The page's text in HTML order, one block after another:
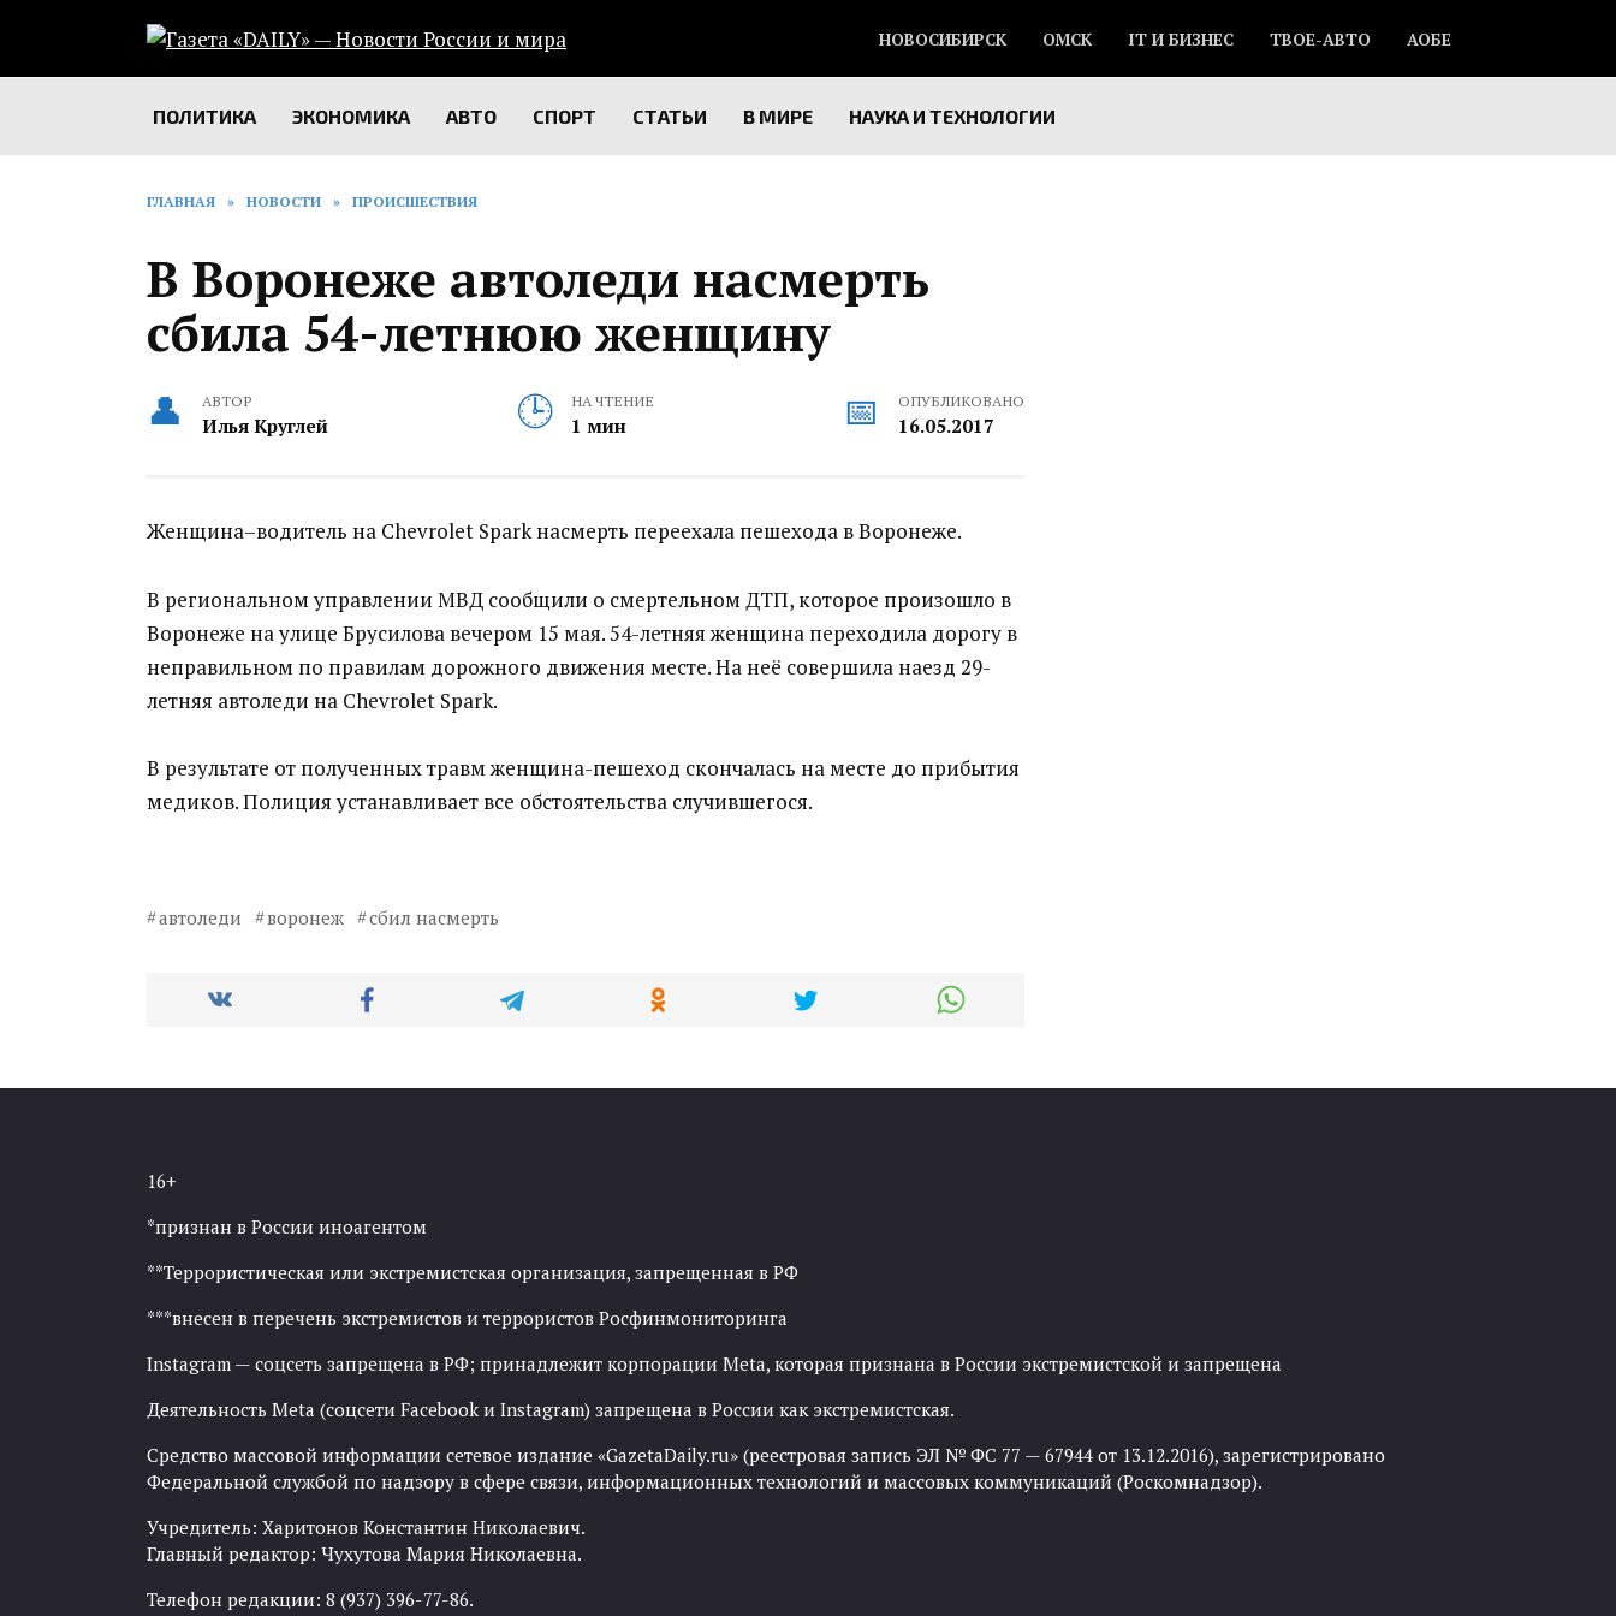
содержанию
НОВОСИБИРСК ОМСК IT И БИЗНЕС ТВОЕ-АВТО АОБЕ
ПОЛИТИКА ЭКОНОМИКА АВТО СПОРТ СТАТЬИ В МИРЕ НАУКА И ТЕХНОЛОГИИ
ГЛАВНАЯ » НОВОСТИ » ПРОИСШЕСТВИЯ
В Воронеже автоледи насмерть
сбила 54-летнюю женщину
АВТОР
Илья Круглей
НА ЧТЕНИЕ
1 мин
ОПУБЛИКОВАНО
16.05.2017
Женщина–водитель на Chevrolet Spark насмерть переехала пешехода в Воронеже.
В региональном управлении МВД сообщили о смертельном ДТП, которое произошло в
Воронеже на улице Брусилова вечером 15 мая. 54-летняя женщина переходила дорогу в
неправильном по правилам дорожного движения месте. На неё совершила наезд 29-
летняя автоледи на Chevrolet Spark.
В результате от полученных травм женщина-пешеход скончалась на месте до прибытия
медиков. Полиция устанавливает все обстоятельства случившегося.
автоледи воронеж сбил насмерть
16+
*признан в России иноагентом
**Террористическая или экстремистская организация, запрещенная в РФ
***внесен в перечень экстремистов и террористов Росфинмониторинга
Instagram — соцсеть запрещена в РФ; принадлежит корпорации Meta, которая признана в России экстремистской и запрещена
Деятельность Meta (соцсети Facebook и Instagram) запрещена в России как экстремистская.
Средство массовой информации сетевое издание «GazetaDaily.ru» (реестровая запись ЭЛ № ФС 77 — 67944 от 13.12.2016), зарегистрировано
Федеральной службой по надзору в сфере связи, информационных технологий и массовых коммуникаций (Роскомнадзор).
Учредитель: Харитонов Константин Николаевич.
Главный редактор: Чухутова Мария Николаевна.
Телефон редакции: 8 (937) 396-77-86.